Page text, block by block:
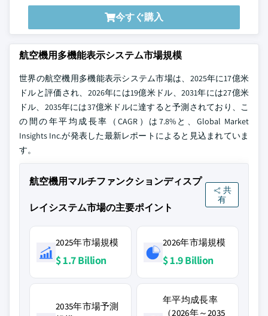
今すぐ購入
航空機用多機能表示システム市場規模
世界の航空機用多機能表示システム市場は、2025年に17億米
ドルと評価され、2026年には19億米ドル、2031年には27億米
ドル、2035年には37億米ドルに達すると予測されており、こ
の間の年平均成長率（CAGR）は7.8%と、Global Market
Insights Inc.が発表した最新レポートによると見込まれていま
す。
航空機用マルチファンクションディスプ
レイシステム市場の主要ポイント
共
有
2025年市場規模
$ 1.7 Billion
2026年市場規模
$ 1.9 Billion
2035年市場予測
年平均成長率
（2026年～2035